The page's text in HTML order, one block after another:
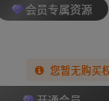
会员专属资源
您暂无购买